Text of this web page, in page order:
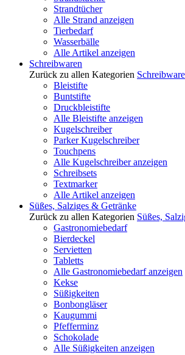
Strandtücher
Alle Strand anzeigen
Tierbedarf
Wasserbälle
Alle Artikel anzeigen
Schreibwaren
Zurück zu allen Kategorien
Bleistifte
Buntstifte
Druckbleistifte
Alle Bleistifte anzeigen
Kugelschreiber
Parker Kugelschreiber
Touchpens
Alle Kugelschreiber anzeigen
Schreibsets
Textmarker
Alle Artikel anzeigen
Süßes, Salziges & Getränke
Zurück zu allen Kategorien Süßes,
Gastronomiebedarf
Bierdeckel
Servietten
Tabletts
Alle Gastronomiebedarf anzeigen
Kekse
Süßigkeiten
Bonbongläser
Kaugummi
Pfefferminz
Schokolade
Alle Süßigkeiten anzeigen